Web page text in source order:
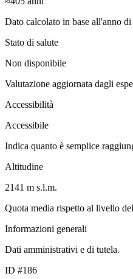
Dato calcolato in base all'anno di
Stato di salute
Non disponibile
Valutazione aggiornata dagli
Accessibilità
Accessibile
Indica quanto è semplice
Altitudine
2141 m s.l.m.
Quota media rispetto al livello
Informazioni generali
Dati amministrativi e di tutela.
ID #186